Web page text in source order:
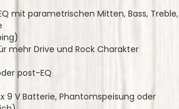
mit parametrischen Mitten, Bass, Treble,
mehr Drive und Rock Charakter
post-EQ
9 V Batterie, Phantomspeisung oder